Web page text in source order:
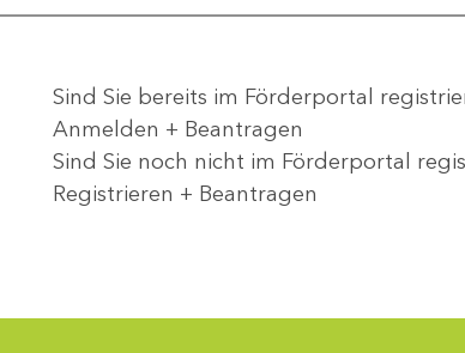
Sind Sie bereits im Förderportal
Anmelden + Beantragen
Sind Sie noch nicht im Förderportal
Registrieren + Beantragen